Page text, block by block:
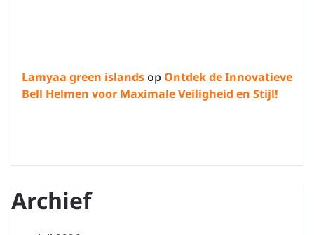
Lamyaa green islandsop Ontdek de Innovatieve
Bell Helmen voor Maximale Veiligheid en Stijl!
Archief